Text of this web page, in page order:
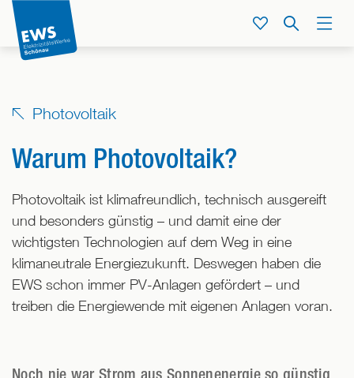
Direkt
zum
Inhalt
Menü
Suche
Service
Photovoltaik
Warum Photovoltaik?
Photovoltaik ist klimafreundlich, technisch ausgereift
und besonders günstig – und damit eine der
wichtigsten Technologien auf dem Weg in eine
klimaneutrale Energiezukunft. Deswegen haben die
EWS schon immer PV-Anlagen gefördert – und
treiben die Energiewende mit eigenen Anlagen voran.
Noch nie war Strom aus Sonnenenergie so günstig